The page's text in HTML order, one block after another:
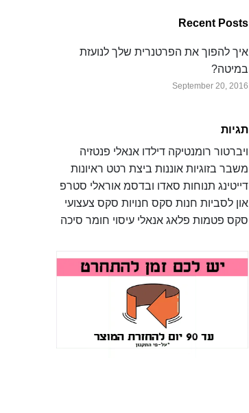
Recent Posts
איך להפוך את הפרטנרית שלך לנועזת
במיטה?
September 20, 2016
תגיות
ויברטור רומנטיקה דילדו אנאלי פנטזיה
משבר בזוגיות אוננות ביצת רטט ראיונות
דייטינג תנוחות סאדו ובדסמ אוראלי סטרפ
און לסביות חנות סקס חנויות סקס צעצועי
סקס פטמות פלאג אנאלי עיסוי חומר סיכה